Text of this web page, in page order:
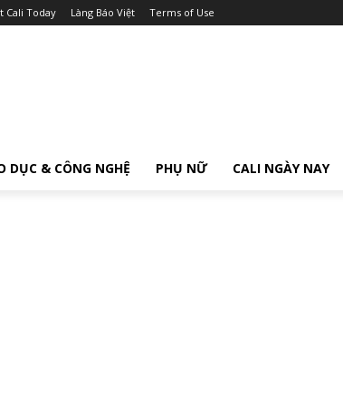
Cali Today Làng Báo Việt Terms of Use
DỤC & CÔNG NGHỆ PHỤ NỮ CALI NGÀY NAY